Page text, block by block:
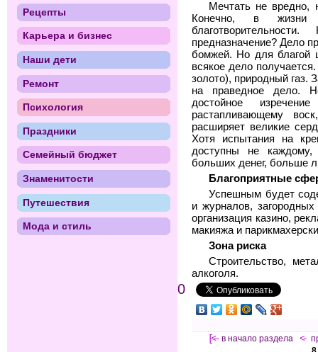
Мечтать не вредно,
Конечно, в жизни
предназначение? Дело
бомжей. Но для благой
всякое дело
золото), природный газ.
на праведное дело.
достойное
растапливающему
расширяет великие
Хотя испытания на
доступны не
больших денег, больше
Благоприятные
Успешным будет
и журналов,
организация казино,
макияжа и
Зона риска
Строительство,
алкоголя.
0
[<— в начало раздела <-
Рецепты
Карьера и бизнес
Наши дети
Ремонт
Психология
Праздники
Семейный бюджет
Знаменитости
Путешествия
Мода и стиль